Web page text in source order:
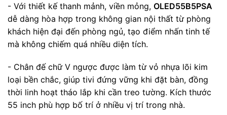
- Với thiết kế thanh mảnh, viền mỏng, OLED55B5PSA
dễ dàng hòa hợp trong không gian nội thất từ phòng
khách hiện đại đến phòng ngủ, tạo điểm nhấn tinh tế
mà không chiếm quá nhiều diện tích.
- Chân đế chữ V ngược được làm từ vỏ nhựa lõi kim
loại bền chắc, giúp tivi đứng vững khi đặt bàn, đồng
thời linh hoạt tháo lắp khi cần treo tường. Kích thước
55 inch phù hợp bố trí ở nhiều vị trí trong nhà.